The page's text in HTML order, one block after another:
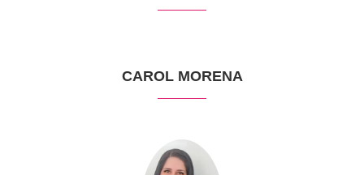
CAROL MORENA